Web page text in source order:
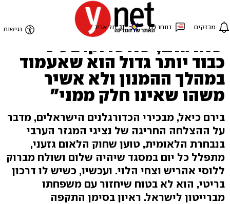
"הציעו שלא אשיר את
המילים 'נפש יהודי הומייה',
שאזמזם, שאשרוק. בעיניי
כבוד יותר גדול הוא שאעמוד
במהלך ההמנון ולא אשיר
משהו שאינו חלק ממני"
בירם כיאל, מבכירי הכדורגלנים הישראלים, מדבר
על ההצלחה החריגה של נציגי המגזר הערבי
בנבחרת הלאומית, טוען שחוק הלאום גזעני,
מתפלל כל יום במסגד שיהיה שלום ושולח מברוק
ללוסי אהריש וצחי הלוי. ועכשיו, כשיש לו דרכון
בריטי, הוא לא בטוח שיחזור עם משפחתו
מברייטון לישראל. ראיון בסימן התקפה